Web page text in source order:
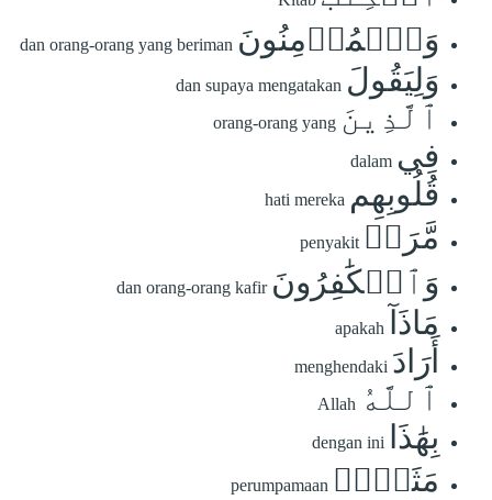
وَٱلۡمُؤۡمِنُونَ dan orang-orang yang beriman
وَلِيَقُولَ dan supaya mengatakan
ٱلَّذِينَ orang-orang yang
فِي dalam
قُلُوبِهِم hati mereka
مَّرَضٞ penyakit
وَٱلۡكَٰفِرُونَ dan orang-orang kafir
مَاذَآ apakah
أَرَادَ menghendaki
ٱللَّهُ Allah
بِهَٰذَا dengan ini
مَثَلٗاۚ perumpamaan